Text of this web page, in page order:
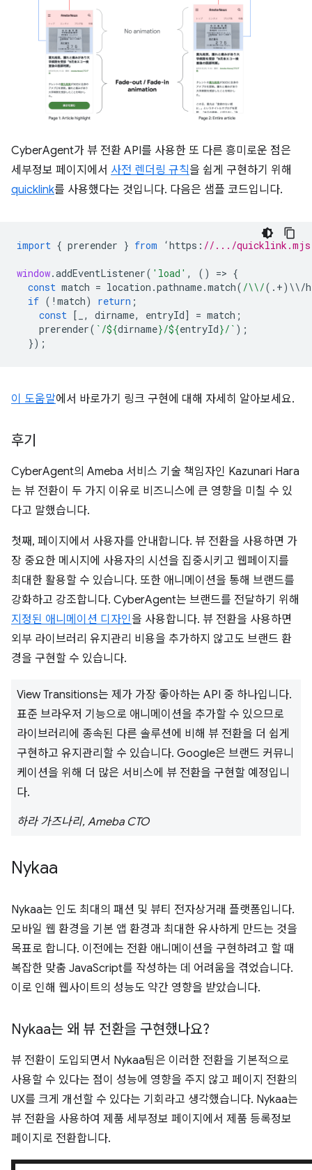
CyberAgent가 뷰 전환 API를 사용한 또 다른 흥미로운 점은
세부정보 페이지에서 사전 렌더링 규칙을 쉽게 구현하기 위해
quicklink를 사용했다는 것입니다. 다음은 샘플 코드입니다.
import { prerender } from ‘https : //.../
window.addEventListener( 'load' , () => {
const match = location .pathname.match( /\\/(. +) \\/
if ( ! match) return ;
const
[ , dirname, entryId] = match ;
prerender( `/${dirname}/${entryId}/` );
});
이 도움말에서 바로가기 링크 구현에 대해 자세히 알아보세요.
후기
CyberAgent의 Ameba 서비스 기술 책임자인 Kazunari Hara
는 뷰 전환이 두 가지 이유로 비즈니스에 큰 영향을 미칠 수 있
다고 말했습니다.
첫째, 페이지에서 사용자를 안내합니다. 뷰 전환을 사용하면 가
장 중요한 메시지에 사용자의 시선을 집중시키고 웹페이지를
최대한 활용할 수 있습니다. 또한 애니메이션을 통해 브랜드를
강화하고 강조합니다. CyberAgent는 브랜드를 전달하기 위해
지정된 애니메이션 디자인을 사용합니다. 뷰 전환을 사용하면
외부 라이브러리 유지관리 비용을 추가하지 않고도 브랜드 환
경을 구현할 수 있습니다.
View Transitions는 제가 가장 좋아하는 API 중 하나입니다.
표준 브라우저 기능으로 애니메이션을 추가할 수 있으므로
라이브러리에 종속된 다른 솔루션에 비해 뷰 전환을 더 쉽게
구현하고 유지관리할 수 있습니다. Google은 브랜드 커뮤니
케이션을 위해 더 많은 서비스에 뷰 전환을 구현할 예정입니
다.
하라 가즈나리, Ameba CTO
Nykaa
Nykaa는 인도 최대의 패션 및 뷰티 전자상거래 플랫폼입니다.
모바일 웹 환경을 기본 앱 환경과 최대한 유사하게 만드는 것을
목표로 합니다. 이전에는 전환 애니메이션을 구현하려고 할 때
복잡한 맞춤 JavaScript를 작성하는 데 어려움을 겪었습니다.
이로 인해 웹사이트의 성능도 약간 영향을 받았습니다.
Nykaa는 왜 뷰 전환을 구현했나요?
뷰 전환이 도입되면서 Nykaa팀은 이러한 전환을 기본적으로
사용할 수 있다는 점이 성능에 영향을 주지 않고 페이지 전환의
UX를 크게 개선할 수 있다는 기회라고 생각했습니다. Nykaa는
뷰 전환을 사용하여 제품 세부정보 페이지에서 제품 등록정보
페이지로 전환합니다.